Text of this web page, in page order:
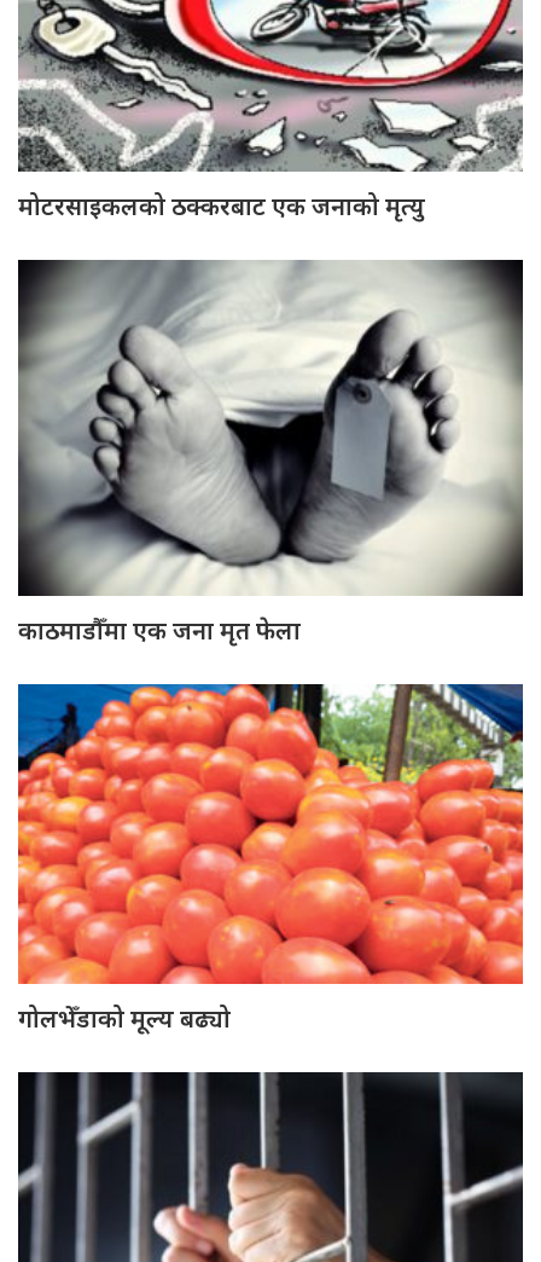
मोटरसाइकलको ठक्करबाट एक जनाको मृत्यु
काठमाडौँमा एक जना मृत फेला
गोलभेँडाको मूल्य बढ्यो